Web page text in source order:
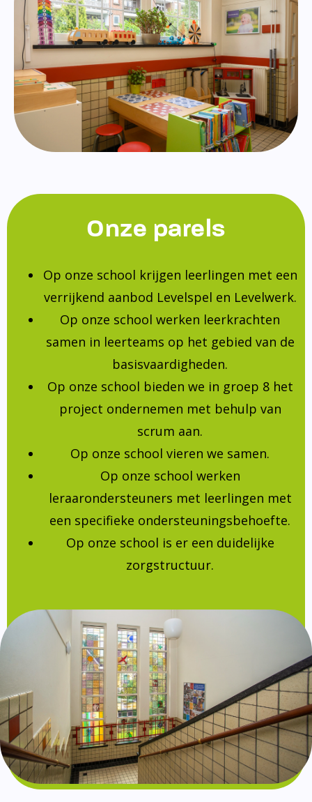
Onze parels
Op onze school krijgen leerlingen met een
verrijkend aanbod Levelspel en Levelwerk.
Op onze school werken leerkrachten
samen in leerteams op het gebied van de
basisvaardigheden.
Op onze school bieden we in groep 8 het
project ondernemen met behulp van
scrum aan.
Op onze school vieren we samen.
Op onze school werken
leraarondersteuners met leerlingen met
een specifieke ondersteuningsbehoefte.
Op onze school is er een duidelijke
zorgstructuur.